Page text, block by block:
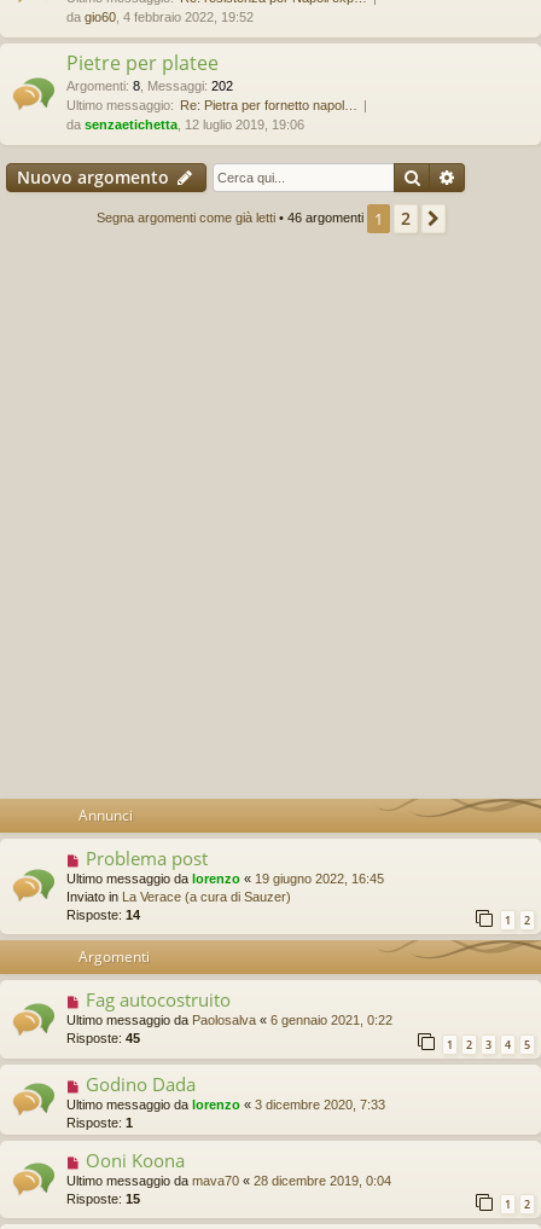
da gio60 , 4 febbraio 2022, 19:52
Pietre per platee
Argomenti: 8 Messaggi: 202
Ultimo messaggio: Re: Pietra per fornetto napol…
da senzaetichetta , 12 luglio 2019, 19:06
Nuovo argomento Cerca
Segna argomenti come già letti• 46 argomenti 1 2
Annunci
Problema post
Ultimo messaggio da lorenzo « 19 giugno 2022, 16:45
Inviato in La Verace (a cura di Sauzer)
Risposte: 14 1 2
Argomenti
Fag autocostruito
Ultimo messaggio da Paolosalva « 6 gennaio 2021, 0:22
Risposte: 45 1 2 3 4 5
Godino Dada
Ultimo messaggio da lorenzo « 3 dicembre 2020, 7:33
Risposte: 1
Ooni Koona
Ultimo messaggio da mava70 « 28 dicembre 2019, 0:04
Risposte: 15 1 2